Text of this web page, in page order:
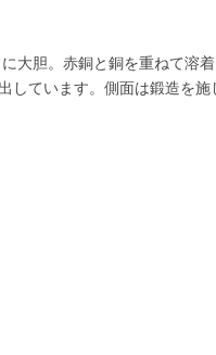
大胆。赤銅と銅を重ねて溶着
しています。側面は鍛造を施